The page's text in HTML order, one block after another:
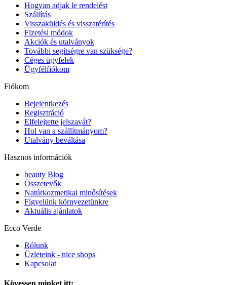
Hogyan adjak le rendelést
Szállítás
Visszaküldés és visszatérítés
Fizetési módok
Akciók és utalványok
További segítségre van szüksége?
Céges ügyfelek
Ügyfélfiókom
Fiókom
Bejelentkezés
Regisztráció
Elfelejtette jelszavát?
Hol van a szállítmányom?
Utalvány beváltása
Hasznos információk
beauty Blog
Összetevők
Natúrkozmetikai minősítések
Figyelünk környezetünkre
Aktuális ajánlatok
Ecco Verde
Rólunk
Üzleteink - nice shops
Kapcsolat